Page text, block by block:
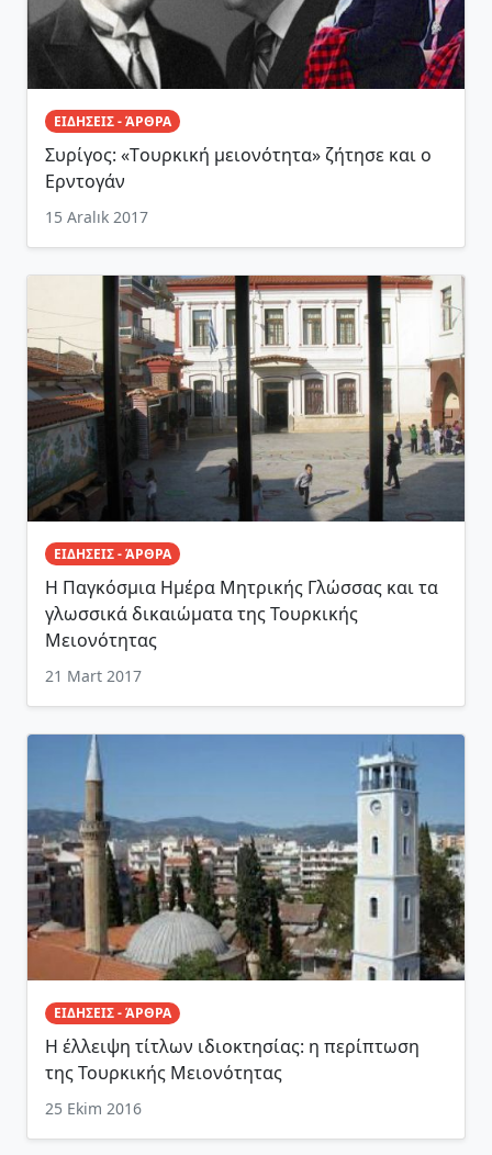
ΕΙΔΗΣΕΙΣ - ΆΡΘΡΑ
Συρίγος: «Tουρκική μειονότητα» ζήτησε και ο
Ερντογάν
15 Aralık 2017
ΕΙΔΗΣΕΙΣ - ΆΡΘΡΑ
Η Παγκόσμια Ημέρα Μητρικής Γλώσσας και τα
γλωσσικά δικαιώματα της Τουρκικής
Μειονότητας
21 Mart 2017
ΕΙΔΗΣΕΙΣ - ΆΡΘΡΑ
Η έλλειψη τίτλων ιδιοκτησίας: η περίπτωση
της Τουρκικής Μειονότητας
25 Ekim 2016